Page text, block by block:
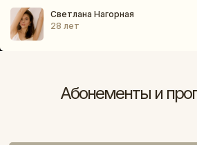
Светлана Нагорная
28 лет
Абонементы и